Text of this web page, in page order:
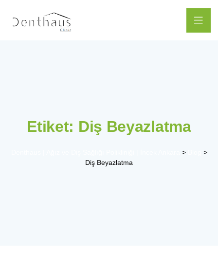
Etiket: Diş Beyazlatma
>
>
Diş Beyazlatma